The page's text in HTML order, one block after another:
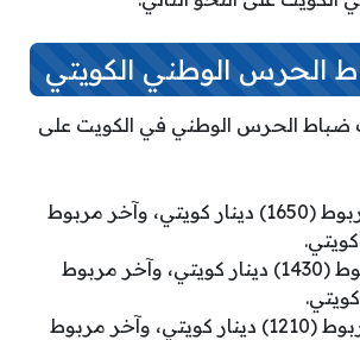
الحرس الوطني الكويتي
ضباط الحرس الوطني في الكويت على
أول مربوط (1650) دينار كويتي، وآخر مربوط
أول مربوط (1430) دينار كويتي، وآخر مربوط
أول مربوط (1210) دينار كويتي، وآخر مربوط